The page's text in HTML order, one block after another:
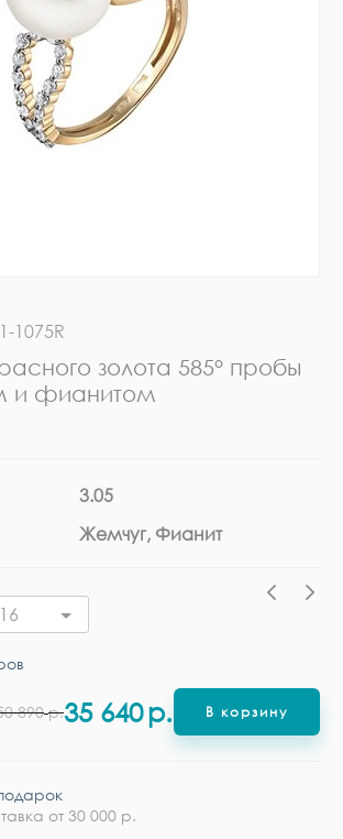
1075R
золота 585° пробы
и фианитом
3.05
Жемчуг, Фианит
16
890 р.35 640р. В корзину
от 30 000 р.